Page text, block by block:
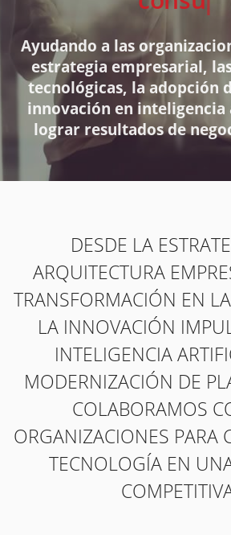
Ayudando a las
estrategia empresarial,
tecnológicas, la adopción
innovación en
lograr resultados de
ARQUITECTURA
TRANSFORMACIÓN EN
LA INNOVACIÓN
INTELIGENCIA
MODERNIZACIÓN DE
COLABORAMOS
ORGANIZACIONES PARA
TECNOLOGÍA EN
COMPETITIVA.